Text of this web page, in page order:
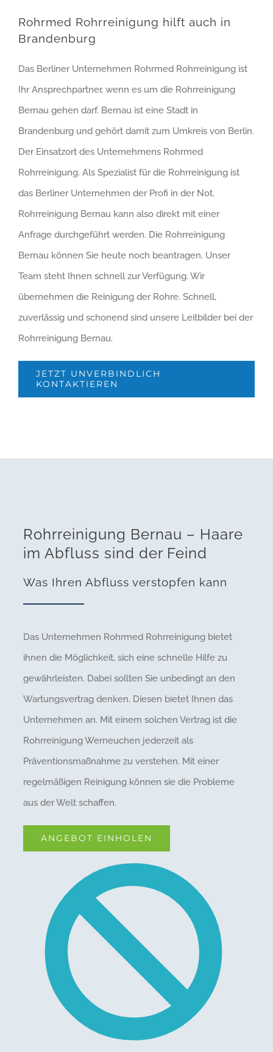
Rohrmed Rohrreinigung hilft auch in
Brandenburg
Das Berliner Unternehmen Rohrmed Rohrreinigung ist
Ihr Ansprechpartner, wenn es um die Rohrreinigung
Bernau gehen darf. Bernau ist eine Stadt in
Brandenburg und gehört damit zum Umkreis von Berlin.
Der Einsatzort des Unternehmens Rohrmed
Rohrreinigung. Als Spezialist für die Rohrreinigung ist
das Berliner Unternehmen der Profi in der Not.
Rohrreinigung Bernau kann also direkt mit einer
Anfrage durchgeführt werden. Die Rohrreinigung
Bernau können Sie heute noch beantragen. Unser
Team steht Ihnen schnell zur Verfügung. Wir
übernehmen die Reinigung der Rohre. Schnell,
zuverlässig und schonend sind unsere Leitbilder bei der
Rohrreinigung Bernau.
JETZT UNVERBINDLICH
KONTAKTIEREN
Rohrreinigung Bernau – Haare
im Abfluss sind der Feind
Was Ihren Abfluss verstopfen kann
Das Unternehmen Rohrmed Rohrreinigung bietet
ihnen die Möglichkeit, sich eine schnelle Hilfe zu
gewährleisten. Dabei sollten Sie unbedingt an den
Wartungsvertrag denken. Diesen bietet Ihnen das
Unternehmen an. Mit einem solchen Vertrag ist die
Rohrreinigung Werneuchen jederzeit als
Präventionsmaßnahme zu verstehen. Mit einer
regelmäßigen Reinigung können sie die Probleme
aus der Welt schaffen.
ANGEBOT EINHOLEN